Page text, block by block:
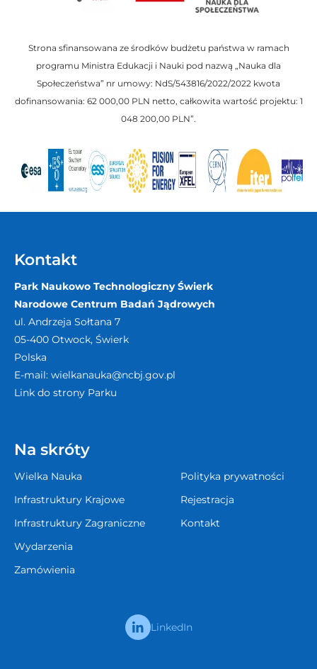
Strona sfinansowana ze środków budżetu państwa w ramach
programu Ministra Edukacji i Nauki pod nazwą „Nauka dla
Społeczeństwa” nr umowy: NdS/543816/2022/2022 kwota
dofinansowania: 62 000,00 PLN netto, całkowita wartość projektu: 1
048 200,00 PLN”.
Kontakt
Park Naukowo Technologiczny Świerk
Narodowe Centrum Badań Jądrowych
ul. Andrzeja Sołtana 7
05-400 Otwock, Świerk
Polska
E-mail: wielkanauka@ncbj.gov.pl
Link do strony Parku
Na skróty
Wielka Nauka
Infrastruktury Krajowe
Infrastruktury Zagraniczne
Wydarzenia
Zamówienia
Polityka prywatności
Rejestracja
Kontakt
LinkedIn